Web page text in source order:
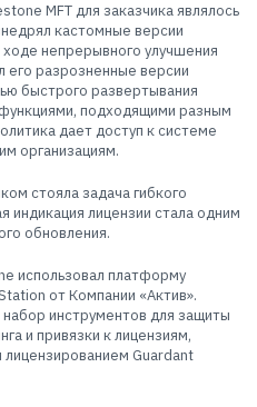
MFT для заказчика являлось
кастомные версии
непрерывного улучшения
его разрозненные версии
быстрого развертывания
подходящими разным
дает доступ к системе
организациям.
стояла задача гибкого
индикация лицензии стала одним
обновления.
использовал платформу
от Компании «Актив».
инструментов для защиты
и привязки к лицензиям,
Guardant